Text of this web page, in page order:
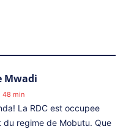
Mwadi
48 min
La RDC est occupee
du regime de Mobutu. Que